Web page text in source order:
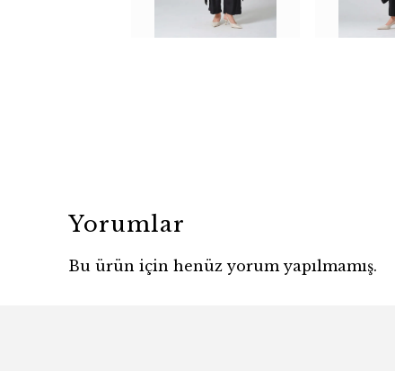
Yorumlar
Bu ürün için henüz yorum yapılmamış.